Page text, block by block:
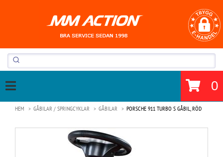
0
HEM GÅBILAR / SPRINGCYKLAR GÅBILAR PORSCHE 911 TURBO S GÅBIL, RÖD